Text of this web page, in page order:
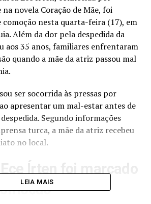
novela Coração de Mãe, foi
nesta quarta-feira (17), em
Além da dor pela despedida da
aos 35 anos, familiares enfrentaram
quando a mãe da atriz passou mal
ser socorrida às pressas por
apresentar um mal-estar antes de
Segundo informações
turca, a mãe da atriz recebeu
no local.
LEIA MAIS